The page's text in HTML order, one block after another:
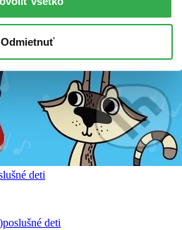
Odmietnuť
deti
deti